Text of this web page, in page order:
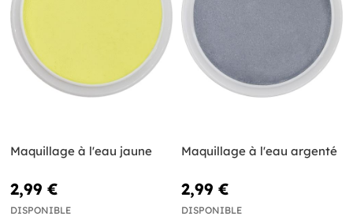
Maquillage à l'eau jaune
2,99 €
DISPONIBLE
Maquillage à l'eau argenté
2,99 €
DISPONIBLE